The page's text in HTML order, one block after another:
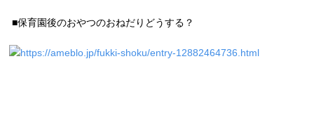
■保育園後のおやつのおねだりどうする？
https://ameblo.jp/fukki-shoku/entry-12882464736.html